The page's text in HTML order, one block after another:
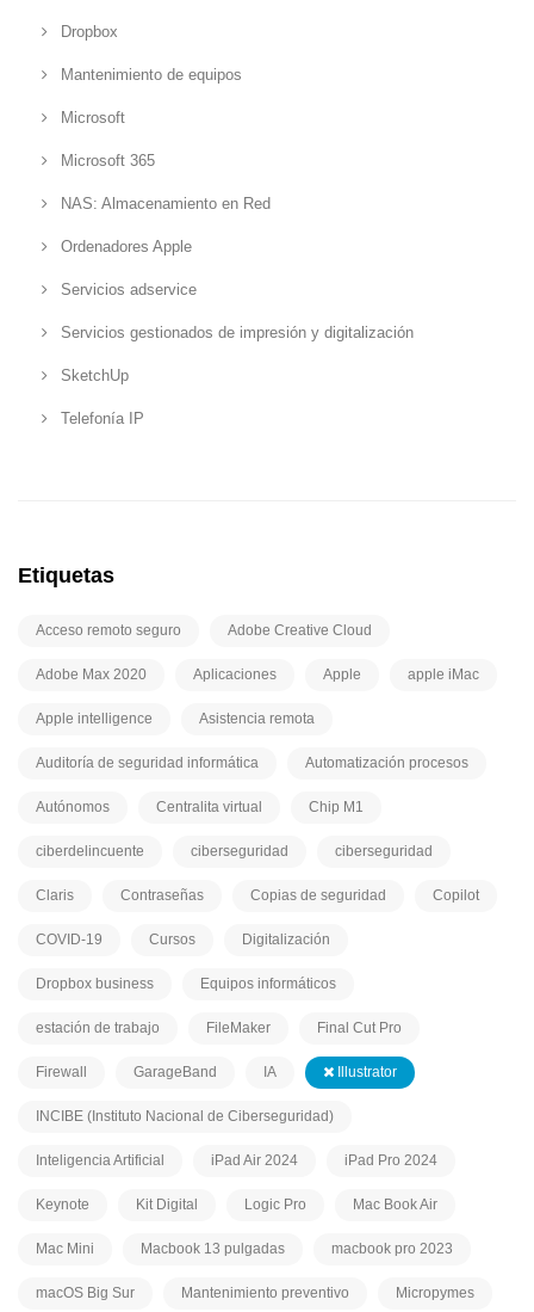
Dropbox
Mantenimiento de equipos
Microsoft
Microsoft 365
NAS: Almacenamiento en Red
Ordenadores Apple
Servicios adservice
Servicios gestionados de impresión y digitalización
SketchUp
Telefonía IP
Etiquetas
Acceso remoto seguro Adobe Creative Cloud
Adobe Max 2020 Aplicaciones Apple apple iMac
Apple intelligence Asistencia remota
Auditoría de seguridad informática Automatización procesos
Autónomos Centralita virtual Chip M1
ciberdelincuente ciberseguridad ciberseguridad
Claris Contraseñas Copias de seguridad Copilot
COVID-19 Cursos Digitalización
Dropbox business Equipos informáticos
estación de trabajo FileMaker Final Cut Pro
Firewall GarageBand IA Illustrator
INCIBE (Instituto Nacional de Ciberseguridad)
Inteligencia Artificial iPad Air 2024 iPad Pro 2024
Keynote Kit Digital Logic Pro Mac Book Air
Mac Mini Macbook 13 pulgadas macbook pro 2023
macOS Big Sur Mantenimiento preventivo Micropymes